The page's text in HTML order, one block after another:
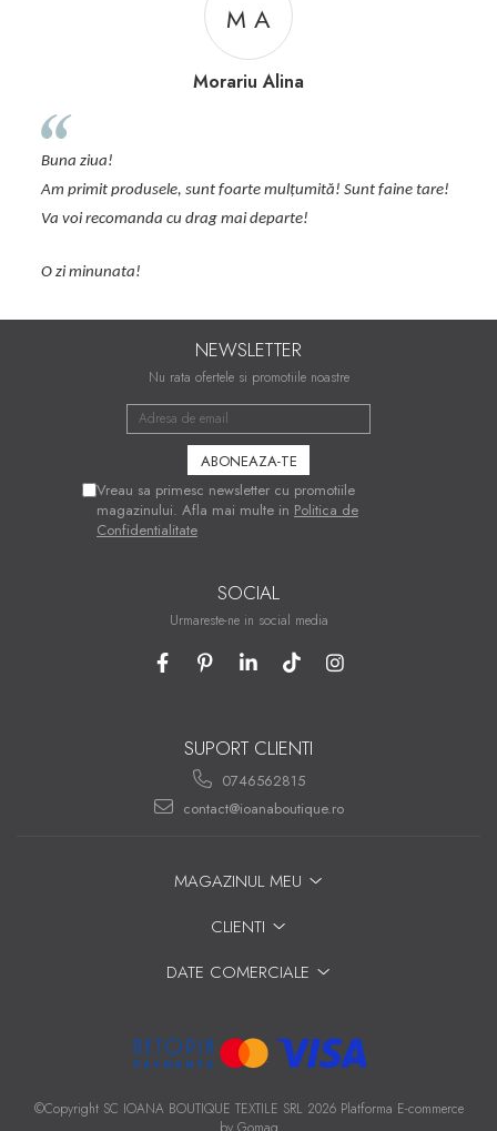
M C
M Cristina
ofera un plus de feminitate, modelele sunt in pas cu tendintele
actuale, iar pijamalele sunt cele mai confortabile.
Comanda se face usor iar livrarea este prompta.
NEWSLETTER
Nu rata ofertele si promotiile noastre
Vreau sa primesc newsletter cu promotiile
magazinului. Afla mai multe in Politica de
Confidentialitate
SOCIAL
Urmareste-ne in social media
SUPORT CLIENTI
0746562815
contact@ioanaboutique.ro
MAGAZINUL MEU
CLIENTI
DATE COMERCIALE
©Copyright SC IOANA BOUTIQUE TEXTILE SRL 2026 Platforma E-commerce